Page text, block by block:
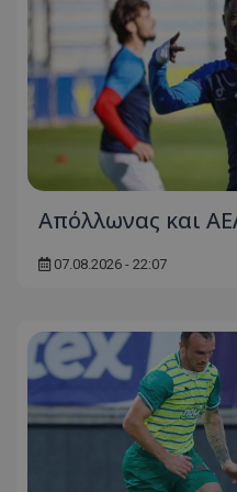
Απόλλωνας και
07.08.2026 - 22:07